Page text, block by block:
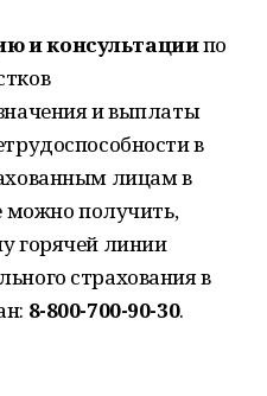
и консультациипо
и выплаты
в
лицам в
можно получить,
горячей линии
страхования в
8-800-700-90-30.